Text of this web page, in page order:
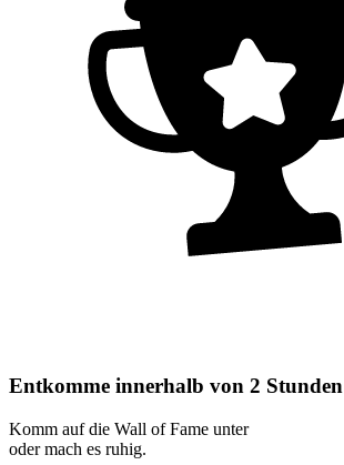
Entkomme innerhalb von 2 Stunden
Komm auf die Wall of Fame unter
oder mach es ruhig.